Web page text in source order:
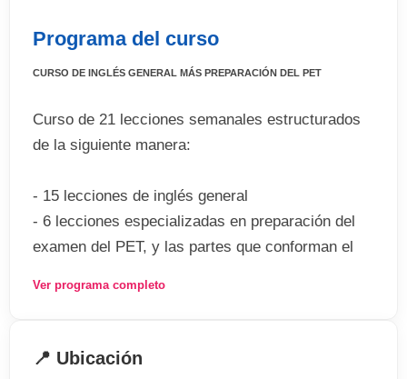
Programa del curso
CURSO DE INGLÉS GENERAL MÁS PREPARACIÓN DEL PET
Curso de 21 lecciones semanales estructurados
de la siguiente manera:
- 15 lecciones de inglés general
- 6 lecciones especializadas en preparación del
examen del PET, y las partes que conforman el
. Listening
Ver programa completo
📍 Ubicación